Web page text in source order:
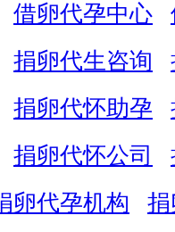
借卵代孕中心
捐卵代生咨询
捐卵代怀助孕
捐卵代怀公司
卵代孕机构 捐